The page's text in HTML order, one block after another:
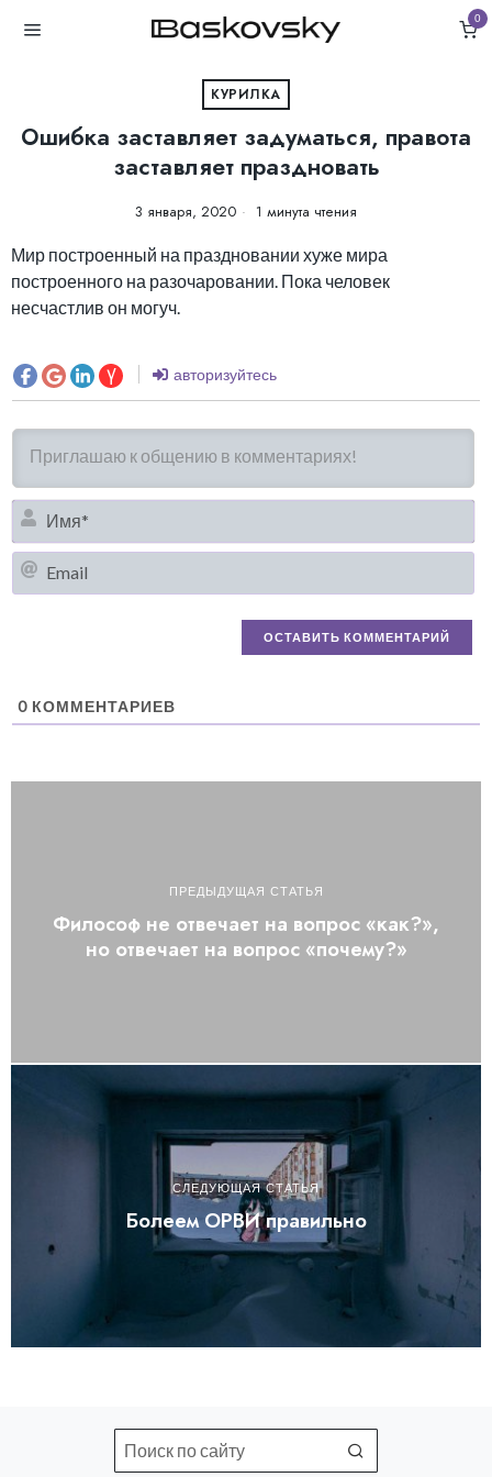
0
КУРИЛКА
Ошибка заставляет задуматься, правота
заставляет праздновать
3 января, 2020 1 минута чтения
Мир построенный на праздновании хуже мира
построенного на разочаровании. Пока человек
несчастлив он могуч.
авторизуйтесь
0 КОММЕНТАРИЕВ
ПРЕДЫДУЩАЯ СТАТЬЯ
Философ не отвечает на вопрос «как?»,
но отвечает на вопрос «почему?»
СЛЕДУЮЩАЯ СТАТЬЯ
Болеем ОРВИ правильно